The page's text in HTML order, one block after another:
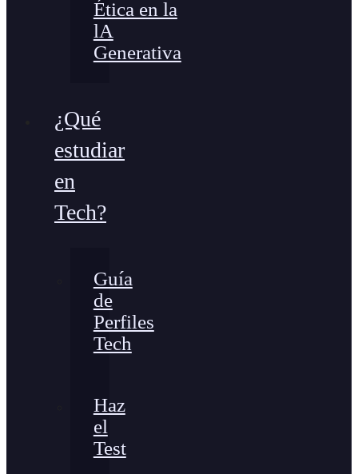
Ética en la
lA
Generativa
¿Qué
estudiar
en
Tech?
Guía
de
Perfiles
Tech
Haz
el
Test